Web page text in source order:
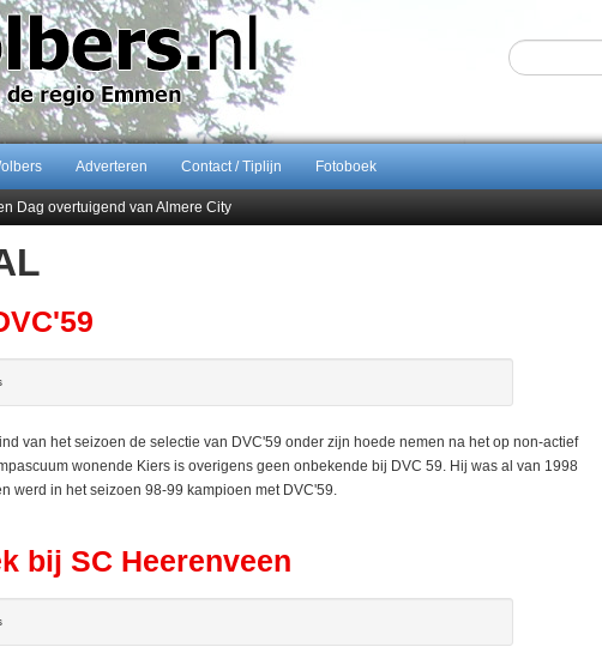
Adverteren Contact / Tiplijn Fotoboek
Dag overtuigend van Almere City
De Amer
keert op 19 september 2026 terug naar Zuidlaren
van het seizoen de selectie van DVC'59 onder zijn hoede nemen na het op non-actief
wonende Kiers is overigens geen onbekende bij DVC 59. Hij was al van 1998
werd in het seizoen 98-99 kampioen met DVC'59.
bij SC Heerenveen